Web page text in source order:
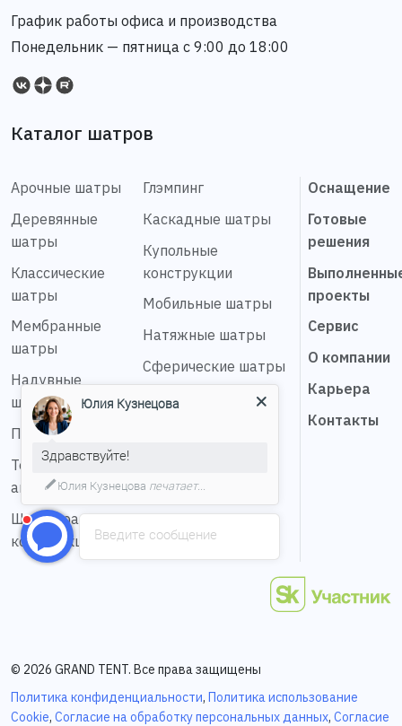
График работы офиса и производства
Понедельник — пятница с 9:00 до 18:00
Каталог шатров
Арочные шатры
Деревянные
шатры
Классические
шатры
Мембранные
шатры
Надувные
шатры
Пагода шатры
Тентовые
ангары
Шестигранные
конструкции
Глэмпинг
Каскадные шатры
Купольные
конструкции
Мобильные шатры
Натяжные шатры
Сферические шатры
Шатер звезда
Оснащение
Готовые
решения
проекты
Сервис
О компании
Карьера
Контакты
© 2026 GRAND TENT. Все права защищены
Политика конфиденциальности, Политика использование
Cookie, Согласие на обработку персональных данных, Согласие
Введите сообщение
Юлия Кузнецова
Здравствуйте!
Юлия Кузнецова печатает...